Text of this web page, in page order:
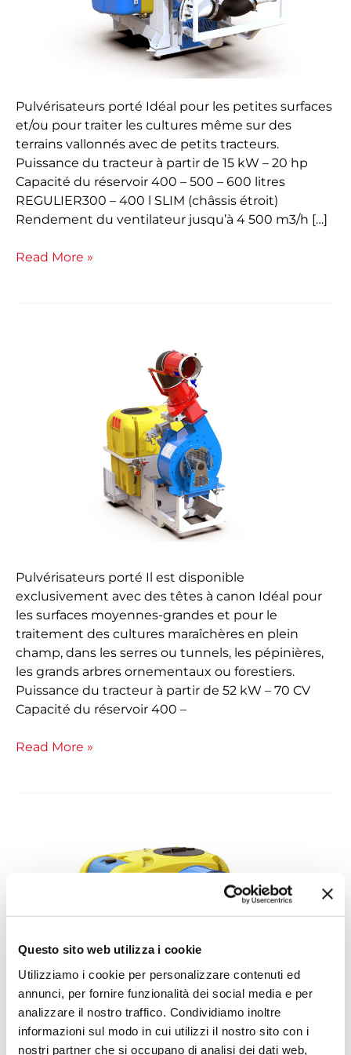
Questo sito web utilizza i cookie
Utilizziamo i cookie per personalizzare contenuti ed
annunci, per fornire funzionalità dei social media e per
analizzare il nostro traffico. Condividiamo inoltre
informazioni sul modo in cui utilizzi il nostro sito con i
nostri partner che si occupano di analisi dei dati web,
Pulvérisateurs porté Idéal pour les petites surfaces
et/ou pour traiter les cultures même sur des
terrains vallonnés avec de petits tracteurs.
Puissance du tracteur à partir de 15 kW – 20 hp
Capacité du réservoir 400 – 500 – 600 litres
REGULIER300 – 400 l SLIM (châssis étroit)
Rendement du ventilateur jusqu’à 4 500 m3/h […]
Read More »
Pulvérisateurs porté Il est disponible
exclusivement avec des têtes à canon Idéal pour
les surfaces moyennes-grandes et pour le
traitement des cultures maraîchères en plein
champ, dans les serres ou tunnels, les pépinières,
les grands arbres ornementaux ou forestiers.
Puissance du tracteur à partir de 52 kW – 70 CV
Capacité du réservoir 400 –
Read More »